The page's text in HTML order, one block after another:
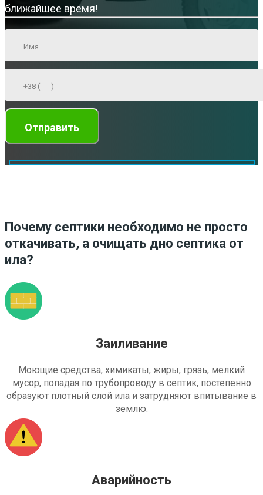
ближайшее время!
Почему септики необходимо не просто
откачивать, а очищать дно септика от
ила?
Заиливание
Моющие средства, химикаты, жиры, грязь, мелкий
мусор, попадая по трубопроводу в септик, постепенно
образуют плотный слой ила и затрудняют впитывание в
землю.
Аварийность